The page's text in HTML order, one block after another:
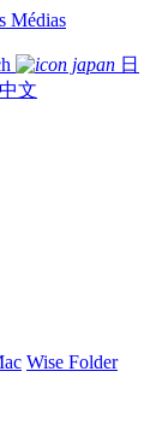
Médias
日
文
Wise Folder